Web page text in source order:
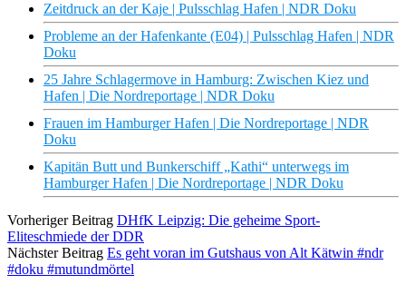
Zeitdruck an der Kaje | Pulsschlag Hafen | NDR Doku
Probleme an der Hafenkante (E04) | Pulsschlag Hafen | NDR
Doku
25 Jahre Schlagermove in Hamburg: Zwischen Kiez und
Hafen | Die Nordreportage | NDR Doku
Frauen im Hamburger Hafen | Die Nordreportage | NDR
Doku
Kapitän Butt und Bunkerschiff „Kathi“ unterwegs im
Hamburger Hafen | Die Nordreportage | NDR Doku
Vorheriger Beitrag DHfK Leipzig: Die geheime Sport-
Eliteschmiede der DDR
Nächster Beitrag Es geht voran im Gutshaus von Alt Kätwin #ndr
#doku #mutundmörtel